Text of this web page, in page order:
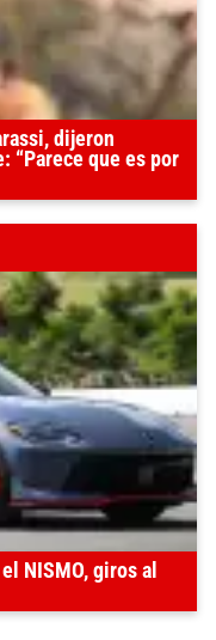
dijeron
“Parece que es por
NISMO, giros al